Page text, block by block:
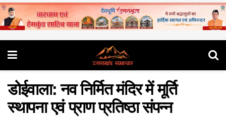
डोईवाला: नव निर्मित मंदिर में मूर्ति
स्थापना एवं प्राण प्रतिष्ठा संपन्न